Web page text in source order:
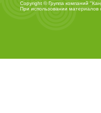
Copyright © Группа компаний
При использовании материалов